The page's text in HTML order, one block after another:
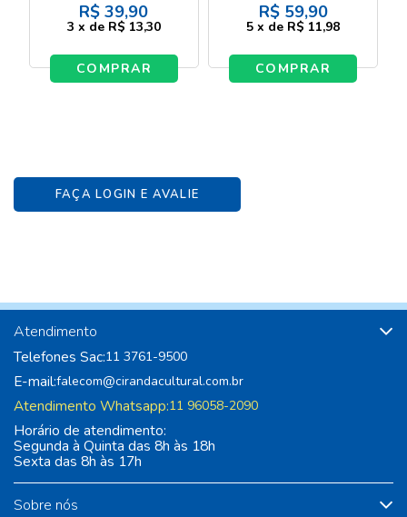
R$ 39,90
3 x de R$ 13,30
COMPRAR
R$ 59,90
5 x de R$ 11,98
COMPRAR
FAÇA LOGIN E AVALIE
Sobre nós
Atendimento
Telefones Sac:11 3761-9500
E-mail:falecom@cirandacultural.com.br
Atendimento Whatsapp:11 96058-2090
Horário de atendimento:
Segunda à Quinta das 8h às 18h
Sexta das 8h às 17h